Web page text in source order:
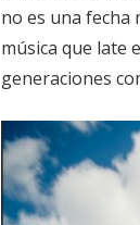
no es una fecha
música que late
generaciones